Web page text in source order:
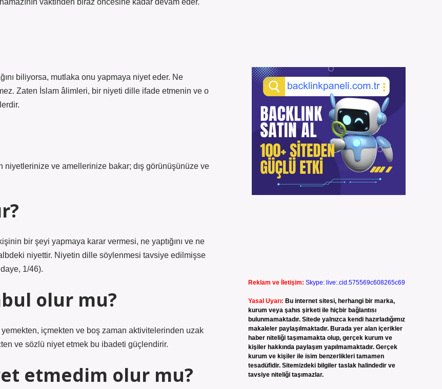
vaktinden biraz öncesine kadar devam eder.
biliyorsa, mutlaka onu yapmaya niyet eder. Ne
Zaten İslam âlimleri, bir niyeti dille ifade etmenin ve o
ve amellerinize bakar; dış görünüşünüze ve
bir şeyi yapmaya karar vermesi, ne yaptığını ve ne
niyettir. Niyetin dille söylenmesi tavsiye edilmişse
1/46).
olur mu?
içmekten ve boş zaman aktivitelerinden uzak
ve sözlü niyet etmek bu ibadeti güçlendirir.
etmedim olur mu?
Reklam ve İletişim: Skype: live:.cid.575569c608265c69
Yasal Uyarı: Bu internet sitesi, herhangi bir marka,
kurum veya şahıs şirketi ile hiçbir bağlantısı
bulunmamaktadır. Sitede yalnızca kendi hazırladığımız
makaleler paylaşılmaktadır. Burada yer alan içerikler
haber niteliği taşımamakta olup, gerçek kurum ve
kişiler hakkında paylaşım yapılmamaktadır. Gerçek
kurum ve kişiler ile isim benzerlikleri tamamen
tesadüfidir. Sitemizdeki bilgiler taslak halindedir ve
tavsiye niteliği taşımazlar.